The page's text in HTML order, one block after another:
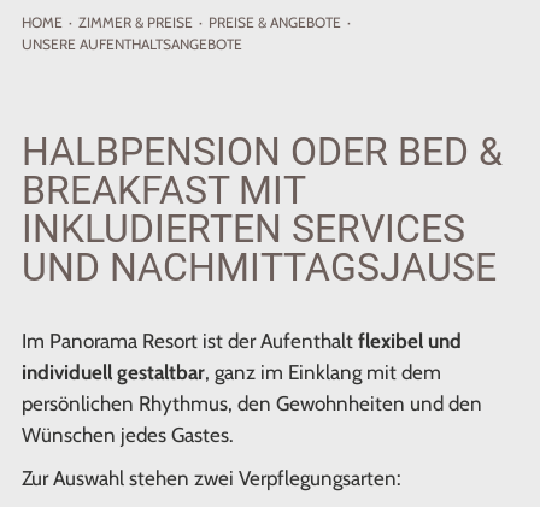
HOME · ZIMMER & PREISE · PREISE & ANGEBOTE ·
UNSERE AUFENTHALTSANGEBOTE
HALBPENSION ODER BED &
BREAKFAST MIT
INKLUDIERTEN SERVICES
UND NACHMITTAGSJAUSE
Im Panorama Resort ist der Aufenthalt flexibel und
individuell gestaltbar, ganz im Einklang mit dem
persönlichen Rhythmus, den Gewohnheiten und den
Wünschen jedes Gastes.
Zur Auswahl stehen zwei Verpflegungsarten: